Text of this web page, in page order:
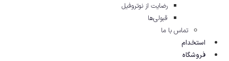
رضایت از نوتروفیل
قبولی‌ها
تماس با ما
استخدام
فروشگاه